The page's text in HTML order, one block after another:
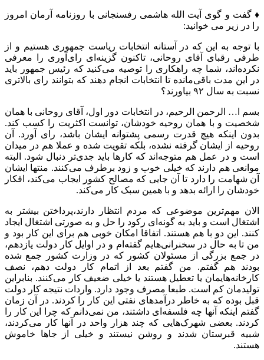
♦ گفت و گوی آیت الله هاشمی رفسنجانی با روزنامه آرمان امروز
را در زیر می خوانید:
با توجه به این که در آستانه انتخابات ریاست جمهوری هستیم و از
طرفی رقبای آقای روحانی، تاکنون گزینه‌ای رای‌آوری را معرفی
نکرده‌اند، شما چه راهکاری را توصیه می‌کنید که رئیس جمهور باید
در این مدت باقی‌مانده تا انتخابات انجام دهند که بتوانند رای بالاتری
نسبت به سال ۹۲ بیاورند؟
بسم ا… الرحمن الرحیم، در انتخابات دور اول، آقای روحانی با همان
شخصیت و با همان روحیه خودشان، توانست اکثریت را کسب کند.
بدون اینکه هیچ قدرت رسمی پشتوانه ایشان باشد، رای آورد. آن
روحیه از ایشان گرفته نشده، بلکه تقویت شده و عملا هم در میدان
است و در عمل هم متوجه‌اند که کارها باید جدی‌تر دنبال شود. البته
موانعی هم دارند که خیلی خوب و زود برطرف می‌کنند. منتها ایشان
آن شهامت را دارد تا آن جایی که مصالح کشور ایجاب می‌کند، افکار
خودشان را ارائه بدهد و با همین سبک کار می‌کند.
الان مهم‌ترین موضوعی که مردم انتظار دارند،پرداختن بیشتر به
اشتغال است و باید به گونه‌ای رکود را حل و به صورتی اشتغال ایجاد
کنند. این دو با هم هستند. اتفاقا امکان خوبی هم برای این کار بود و
من تا به حال در سخنرانی‌هایم گفته‌ام و در اوایل کار دولت یازدهم،
در جمع بزرگی از مسئولان کشور که در وزارت کشور جمع شده
بودند هم گفتم. من گفتم بعد از اتمام کار دولت دهم، نصف
کارخانه‌هایمان یا تعطیل هستند یا خیلی ضعیف کار می‌کنند. بنابراین
تولید‌مان کم است. طبعا مصرف وجود دارد. واردات نتیجه کار دولت
قبل بوده که به خاطر درآمدهای نفتی این کار را کردند. در آن زمان
گفتم اینکه آنها چه فلسفه‌ای داشتند، من نمی‌دانم که چرا این کار را
کردند. بعضی شهرک‌هایی که چند هزار واحد در آنها کار می‌کردند،
شبیه قبرستان شدند و روشن نیستند و خیلی از جاها خاموش
هستند.